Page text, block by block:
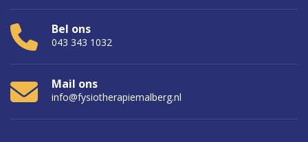
Bel ons
043 343 1032
Mail ons
info@fysiotherapiemalberg.nl